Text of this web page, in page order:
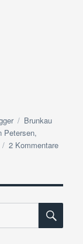
Schlagwörter
Brunkau
Petersen,
2 Kommentarezu
Award